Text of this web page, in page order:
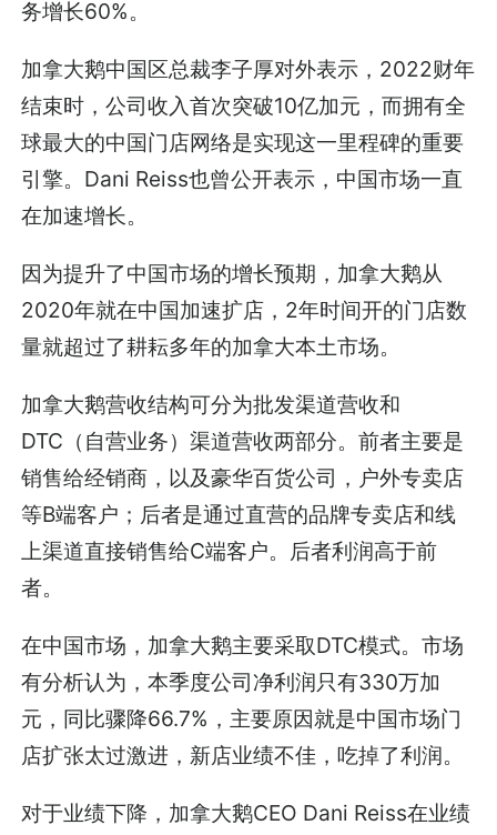
务增长60%。
加拿大鹅中国区总裁李子厚对外表示，2022财年
结束时，公司收入首次突破10亿加元，而拥有全
球最大的中国门店网络是实现这一里程碑的重要
引擎。Dani Reiss也曾公开表示，中国市场一直
在加速增长。
因为提升了中国市场的增长预期，加拿大鹅从
2020年就在中国加速扩店，2年时间开的门店数
量就超过了耕耘多年的加拿大本土市场。
加拿大鹅营收结构可分为批发渠道营收和
DTC（自营业务）渠道营收两部分。前者主要是
销售给经销商，以及豪华百货公司，户外专卖店
等B端客户；后者是通过直营的品牌专卖店和线
上渠道直接销售给C端客户。后者利润高于前
者。
在中国市场，加拿大鹅主要采取DTC模式。市场
有分析认为，本季度公司净利润只有330万加
元，同比骤降66.7%，主要原因就是中国市场门
店扩张太过激进，新店业绩不佳，吃掉了利润。
对于业绩下降，加拿大鹅CEO Dani Reiss在业绩